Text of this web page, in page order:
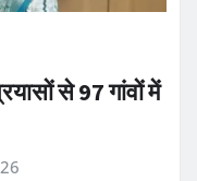
से 97 गांवों में